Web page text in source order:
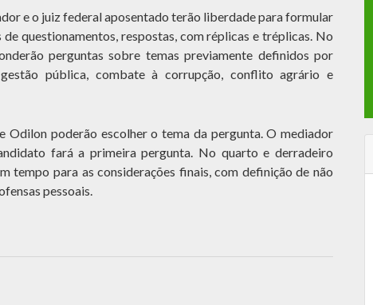
e o juiz federal aposentado terão liberdade para formular
questionamentos, respostas, com réplicas e tréplicas. No
perguntas sobre temas previamente definidos por
gestão pública, combate à corrupção, conflito agrário e
Odilon poderão escolher o tema da pergunta. O mediador
fará a primeira pergunta. No quarto e derradeiro
tempo para as considerações finais, com definição de não
pessoais.